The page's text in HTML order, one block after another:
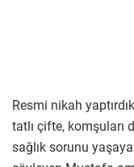
Resmi nikah
tatlı çifte, komşuları
sağlık sorunu